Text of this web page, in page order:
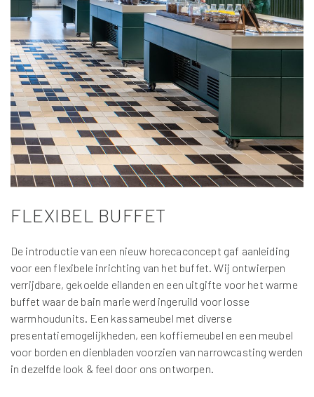
FLEXIBEL BUFFET
De introductie van een nieuw horecaconcept gaf aanleiding
voor een flexibele inrichting van het buffet. Wij ontwierpen
verrijdbare, gekoelde eilanden en een uitgifte voor het warme
buffet waar de bain marie werd ingeruild voor losse
warmhoudunits. Een kassameubel met diverse
presentatiemogelijkheden, een koffiemeubel en een meubel
voor borden en dienbladen voorzien van narrowcasting werden
in dezelfde look & feel door ons ontworpen.